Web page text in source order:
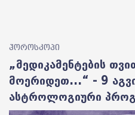
ჰოროსკოპი
„მედიკამენტების
მოერიდეთ...“ - 9
ასტროლოგიური